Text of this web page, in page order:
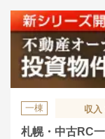
一棟 収入
札幌・中古RC